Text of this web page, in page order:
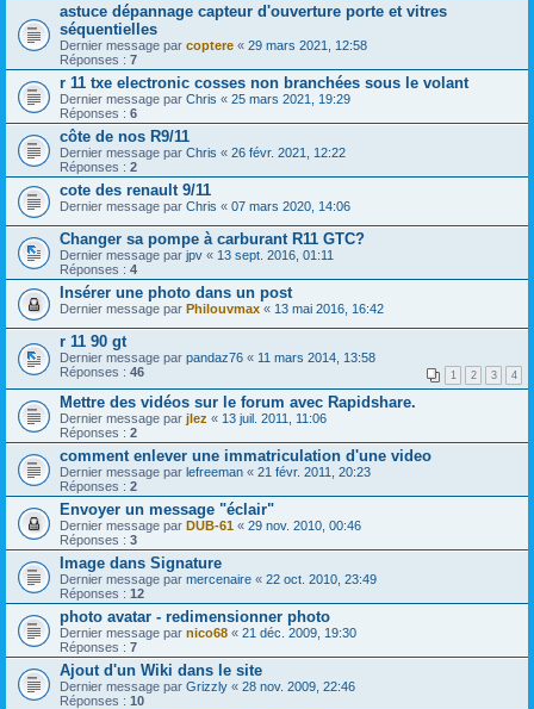
astuce dépannage capteur d'ouverture porte et vitres
séquentielles
Dernier message par coptere « 29 mars 2021, 12:58
Réponses : 7
r 11 txe electronic cosses non branchées sous le volant
Dernier message par Chris « 25 mars 2021, 19:29
Réponses : 6
côte de nos R9/11
Dernier message par Chris « 26 févr. 2021, 12:22
Réponses : 2
cote des renault 9/11
Dernier message par Chris « 07 mars 2020, 14:06
Changer sa pompe à carburant R11 GTC?
Dernier message par jpv « 13 sept. 2016, 01:11
Réponses : 4
Insérer une photo dans un post
Dernier message par Philouvmax « 13 mai 2016, 16:42
r 11 90 gt
Dernier message par pandaz76 « 11 mars 2014, 13:58
Réponses : 46 1 2 3 4
Mettre des vidéos sur le forum avec Rapidshare.
Dernier message par jlez « 13 juil. 2011, 11:06
Réponses : 2
comment enlever une immatriculation d'une video
Dernier message par lefreeman « 21 févr. 2011, 20:23
Réponses : 2
Envoyer un message "éclair"
Dernier message par DUB-61 « 29 nov. 2010, 00:46
Réponses : 3
Image dans Signature
Dernier message par mercenaire « 22 oct. 2010, 23:49
Réponses : 12
photo avatar - redimensionner photo
Dernier message par nico68 « 21 déc. 2009, 19:30
Réponses : 7
Ajout d'un Wiki dans le site
Dernier message par Grizzly « 28 nov. 2009, 22:46
Réponses : 10